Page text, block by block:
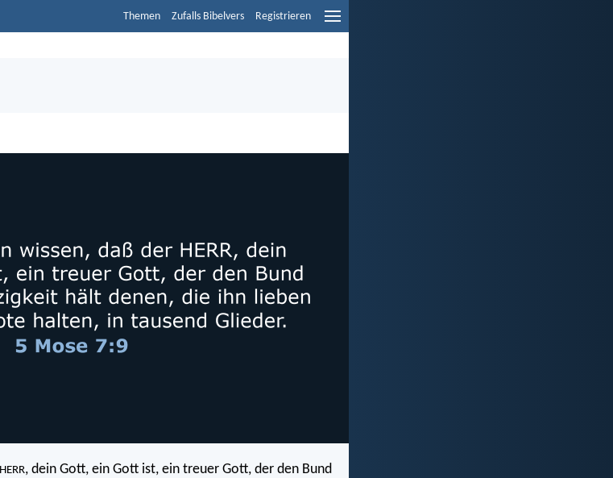
Themen Zufalls Bibelvers Registrieren
HERR, dein Gott, ein Gott ist, ein treuer Gott, der den Bund